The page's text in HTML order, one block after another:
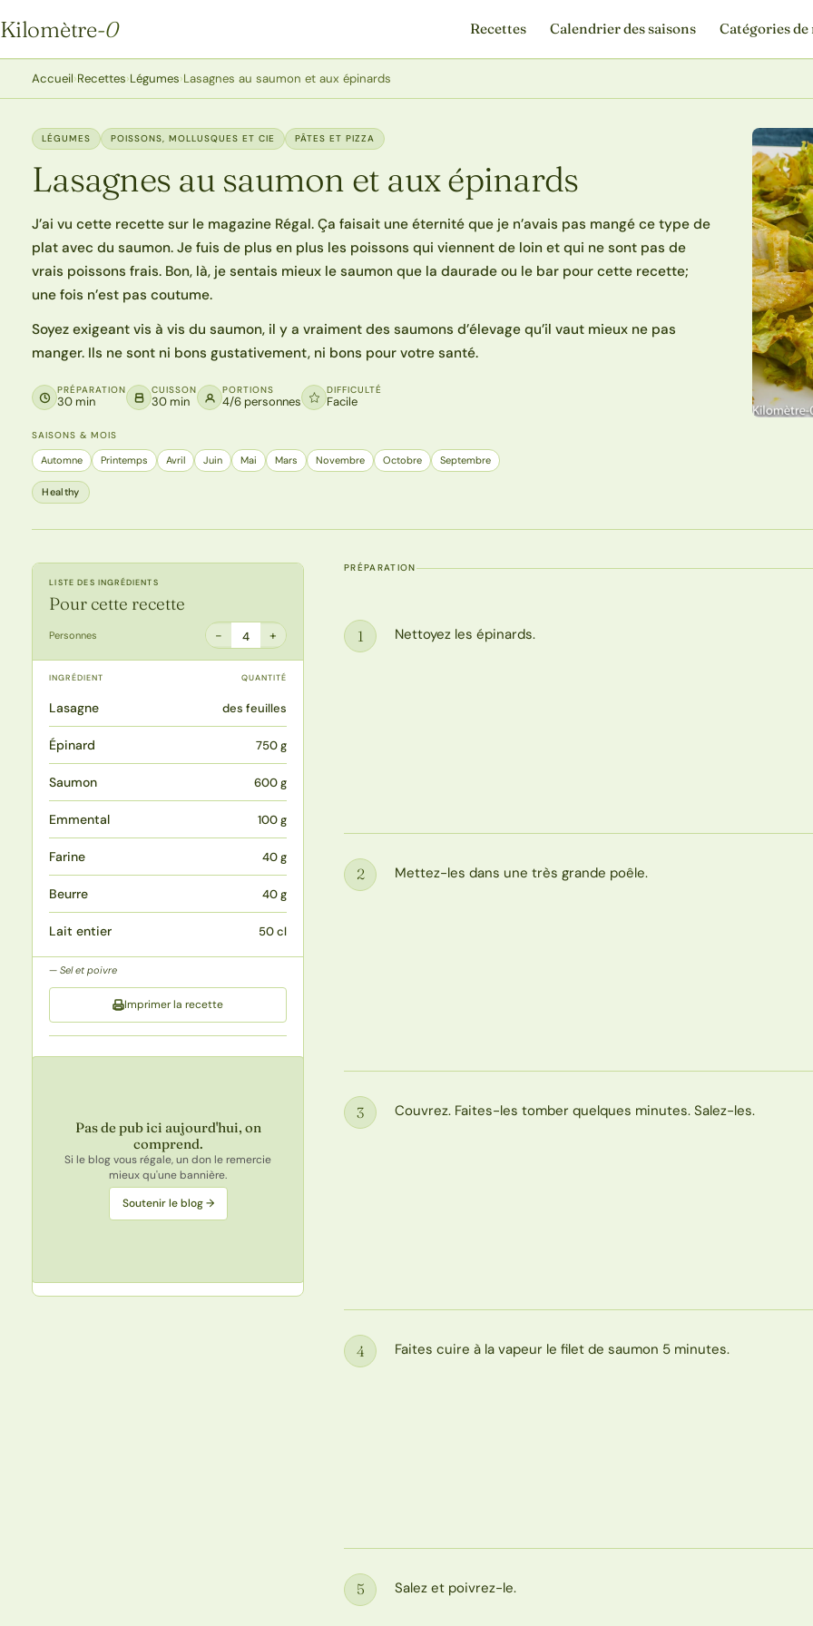
Kilomètre-0
Kilomètre-0
Recettes Calendrier des saisons Catégories
Accueil›Recettes›Légumes›Lasagnes au saumon et aux épinards
LÉGUMES POISSONS, MOLLUSQUES ET CIE PÂTES ET PIZZA
Lasagnes au saumon et aux épinards
J’ai vu cette recette sur le magazine Régal. Ça faisait une éternité que je n’avais pas mangé ce type de
plat avec du saumon. Je fuis de plus en plus les poissons qui viennent de loin et qui ne sont pas de
vrais poissons frais. Bon, là, je sentais mieux le saumon que la daurade ou le bar pour cette recette;
une fois n’est pas coutume.
Soyez exigeant vis à vis du saumon, il y a vraiment des saumons d’élevage qu’il vaut mieux ne pas
manger. Ils ne sont ni bons gustativement, ni bons pour votre santé.
PRÉPARATION
30 min
CUISSON
30 min
PORTIONS
4/6 personnes
DIFFICULTÉ
Facile
SAISONS & MOIS
Automne Printemps Avril Juin Mai Mars Novembre Octobre Septembre
Healthy
LISTE DES INGRÉDIENTS
Pour cette recette
Personnes − 4 +
INGRÉDIENT QUANTITÉ
Lasagne des feuilles
Épinard 750 g
Saumon 600 g
Emmental 100 g
Farine 40 g
Beurre 40 g
Lait entier 50 cl
Sel et poivre
Imprimer la recette
Pas de pub ici aujourd'hui, on
comprend.
Si le blog vous régale, un don le remercie
mieux qu'une bannière.
Soutenir le blog →
PRÉPARATION
Étape
1 Nettoyez les épinards.
Étape
2 Mettez-les dans une très grande poêle.
Étape
3 Couvrez. Faites-les tomber quelques minutes. Salez-les.
Étape
4 Faites cuire à la vapeur le filet de saumon 5 minutes.
Étape
5 Salez et poivrez-le.